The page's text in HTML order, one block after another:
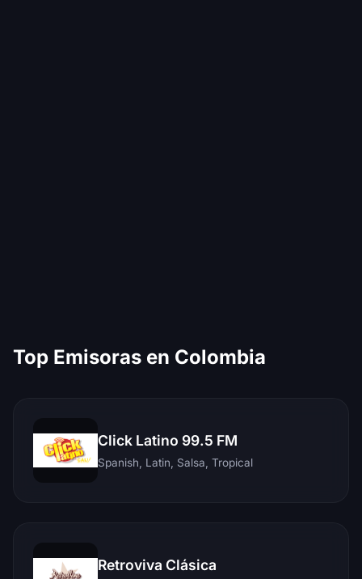
Top Emisoras en Colombia
Click Latino 99.5 FM
Spanish, Latin, Salsa, Tropical
Retroviva Clásica